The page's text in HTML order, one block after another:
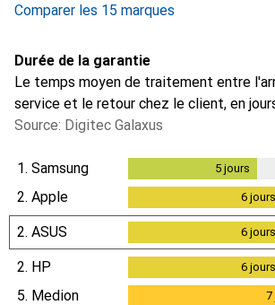
Comparer les 15 marques
Durée de la garantie
Le temps moyen de traitement entre
service et le retour chez le client, en
Source: Digitec Galaxus
1. Samsung 5jours
2. Apple 6jours
2. ASUS 6jours
2. HP 6jours
5. Medion 7